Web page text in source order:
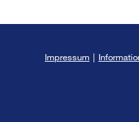
Impressum |